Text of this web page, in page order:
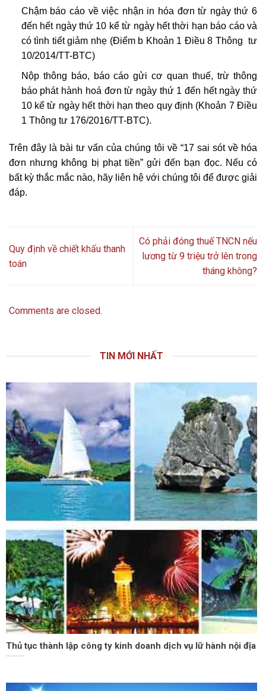
Chậm báo cáo về việc nhận in hóa đơn từ ngày thứ 6
đến hết ngày thứ 10 kể từ ngày hết thời hạn báo cáo và
có tình tiết giảm nhẹ (Điểm b Khoản 1 Điều 8 Thông tư
10/2014/TT-BTC)
Nộp thông báo, báo cáo gửi cơ quan thuế, trừ thông
báo phát hành hoá đơn từ ngày thứ 1 đến hết ngày thứ
10 kể từ ngày hết thời hạn theo quy định (Khoản 7 Điều
1 Thông tư 176/2016/TT-BTC).
Trên đây là bài tư vấn của chúng tôi về “17 sai sót về hóa
đơn nhưng không bị phạt tiền” gửi đến bạn đọc. Nếu có
bất kỳ thắc mắc nào, hãy liên hệ với chúng tôi để được giải
đáp.
Quy định về chiết khấu thanh
toán
Có phải đóng thuế TNCN nếu
lương từ 9 triệu trở lên trong
tháng không?
Comments are closed.
TIN MỚI NHẤT
Thủ tục thành lập công ty kinh doanh dịch vụ lữ hành nội địa